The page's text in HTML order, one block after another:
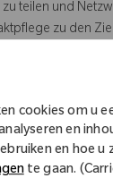
cookies om u
en
en hoe
te gaan.
teilen und
zu den
an
ein